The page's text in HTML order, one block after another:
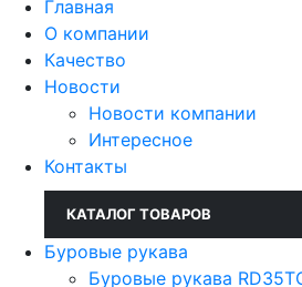
Главная
О компании
Качество
Новости
Новости компании
Интересное
Контакты
КАТАЛОГ ТОВАРОВ
Буровые рукава
Буровые рукава